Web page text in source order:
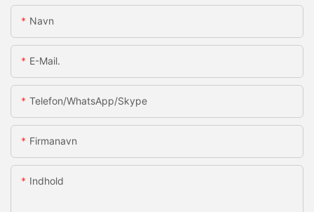
Navn
E-Mail.
Telefon/WhatsApp/Skype
Firmanavn
Indhold